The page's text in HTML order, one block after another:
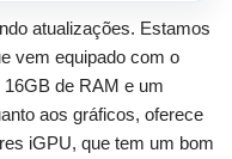
atualizações. Estamos
vem equipado com o
de RAM e um
aos gráficos, oferece
iGPU, que tem um bom